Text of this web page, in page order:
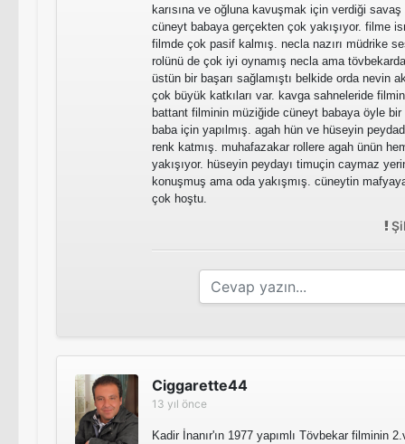
karısına ve oğluna kavuşmak için verdiği
cüneyt babaya gerçekten çok yakışıyor. filme
filmde çok pasif kalmış. necla nazırı müdrike
rolünü de çok iyi oynamış necla ama
üstün bir başarı sağlamıştı belkide orda nevin
çok büyük katkıları var. kavga sahneleride
battant filminin müziğide cüneyt babaya öyle
baba için yapılmış. agah hün ve hüseyin
renk katmış. muhafazakar rollere agah ünün
yakışıyor. hüseyin peydayı timuçin caymaz
konuşmuş ama oda yakışmış. cüneytin
çok hoştu.
Ciggarette44
13 yıl önce
Kadir İnanır'ın 1977 yapımlı Tövbekar filminin